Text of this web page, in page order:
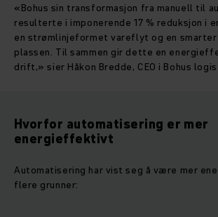
«Bohus sin transformasjon fra manuell til
resulterte i imponerende 17 % reduksjon i
en strømlinjeformet vareflyt og en
plassen. Til sammen gir dette en
drift,» sier Håkon Bredde, CEO i Bohus
Hvorfor automatisering er mer
energieffektivt
Automatisering har vist seg å være mer
flere grunner: